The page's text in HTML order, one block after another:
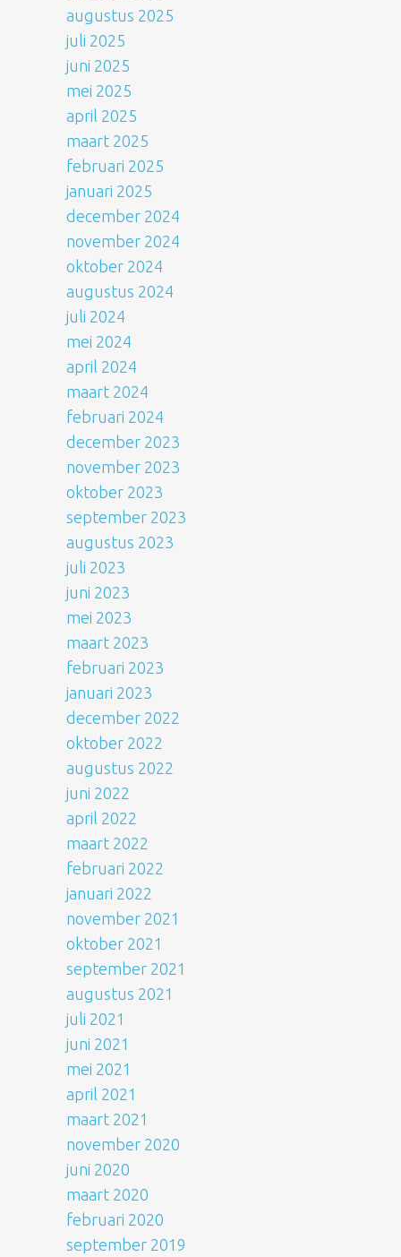
augustus 2025
juli 2025
juni 2025
mei 2025
april 2025
maart 2025
februari 2025
januari 2025
december 2024
november 2024
oktober 2024
augustus 2024
juli 2024
mei 2024
april 2024
maart 2024
februari 2024
december 2023
november 2023
oktober 2023
september 2023
augustus 2023
juli 2023
juni 2023
mei 2023
maart 2023
februari 2023
januari 2023
december 2022
oktober 2022
augustus 2022
juni 2022
april 2022
maart 2022
februari 2022
januari 2022
november 2021
oktober 2021
september 2021
augustus 2021
juli 2021
juni 2021
mei 2021
april 2021
maart 2021
november 2020
juni 2020
maart 2020
februari 2020
september 2019